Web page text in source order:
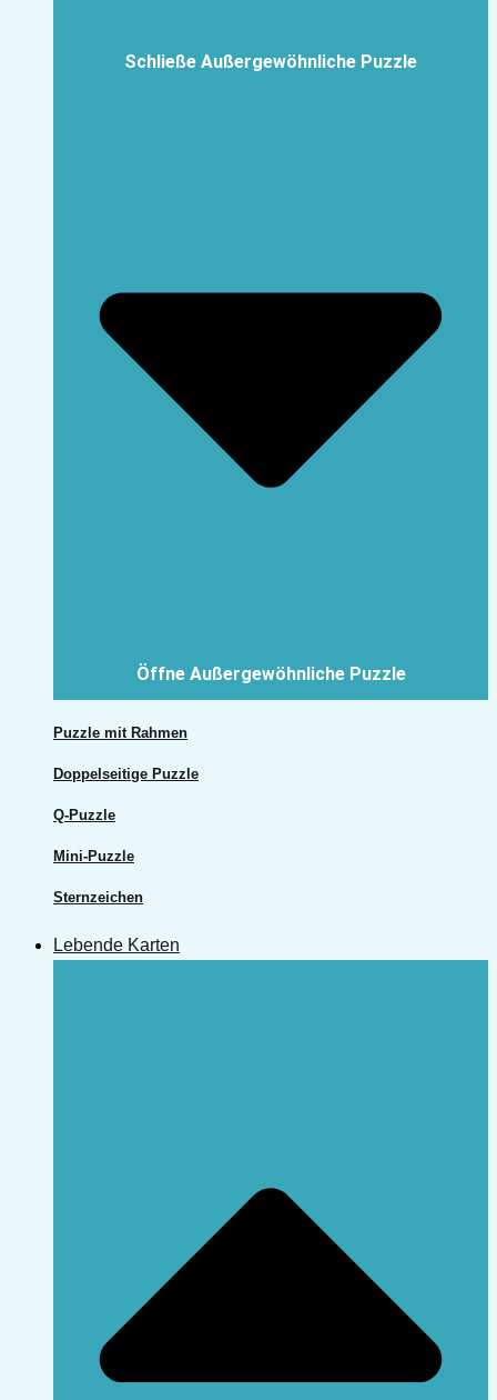
Schließe Außergewöhnliche Puzzle
Öffne Außergewöhnliche Puzzle
Puzzle mit Rahmen
Doppelseitige Puzzle
Q-Puzzle
Mini-Puzzle
Sternzeichen
Lebende Karten